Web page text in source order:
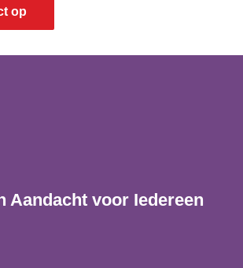
op
Aandacht voor Iedereen